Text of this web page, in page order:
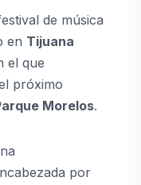
de música
en Tijuana
el que
próximo
Morelos.
por